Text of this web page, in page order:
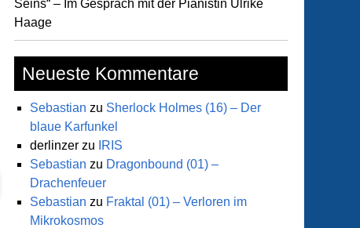
Seins“ – Im Gespräch mit der Pianistin Ulrike
Haage
Neueste Kommentare
Sebastian zu Sherlock Holmes (16) – Der
blaue Karfunkel
derlinzer zu
IRIS
Sebastian zu Dragonbound (01) –
Drachenfeuer
Sebastian zu Fraktal (01) – Verloren im
Mikrokosmos